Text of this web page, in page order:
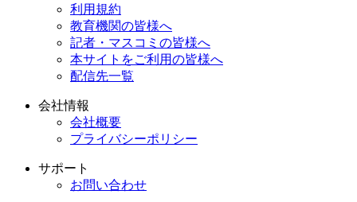
利用規約
教育機関の皆様へ
記者・マスコミの皆様へ
本サイトをご利用の皆様へ
配信先一覧
会社情報
会社概要
プライバシーポリシー
サポート
お問い合わせ